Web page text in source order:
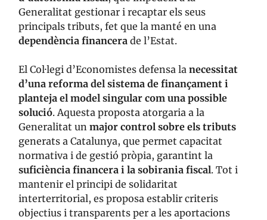
Generalitat gestionar i recaptar els seus
principals tributs, fet que la manté en una
dependència financera de l’Estat.
El Col·legi d’Economistes defensa la necessitat
d’una reforma del sistema de finançament i
planteja el model singular com una possible
solució. Aquesta proposta atorgaria a la
Generalitat un major control sobre els tributs
generats a Catalunya, que permet capacitat
normativa i de gestió pròpia, garantint la
suficiència financera i la sobirania fiscal. Tot i
mantenir el principi de solidaritat
interterritorial, es proposa establir criteris
objectius i transparents per a les aportacions